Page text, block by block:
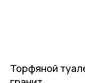
Торфяной